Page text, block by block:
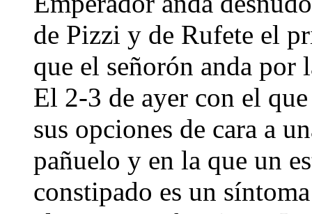
de Pizzi y de Rufete el
que el señorón anda por
El 2-3 de ayer con el
sus opciones de cara a
pañuelo y en la que un
constipado es un